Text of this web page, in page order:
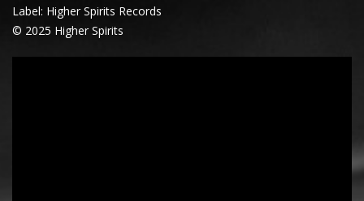
Label: Higher Spirits Records
© 2025 Higher Spirits